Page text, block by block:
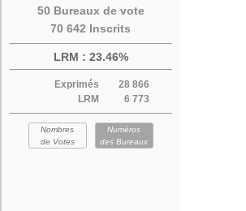
50 Bureaux de vote
70 642 Inscrits
LRM : 23.46%
Exprimés
28 866
LRM
6 773
Nombres
de Votes
Numéros
des Bureaux